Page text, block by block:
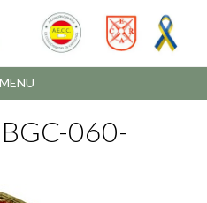
MENU
060-